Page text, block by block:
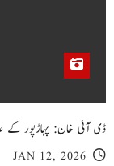
ڈی آئی خان: پہاڑپور کے
JAN 12, 2026